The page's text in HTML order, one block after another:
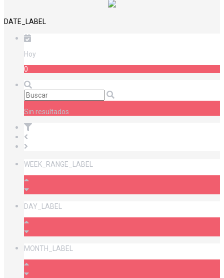
DATE_LABEL
Hoy
0
Sin resultados
WEEK_RANGE_LABEL
DAY_LABEL
MONTH_LABEL